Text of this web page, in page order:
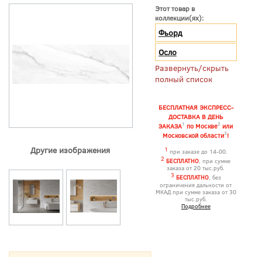
Другие изображения
Этот товар в
коллекции(ях):
Фьорд
Осло
Развернуть/скрыть
полный список
БЕСПЛАТНАЯ ЭКСПРЕСС-
ДОСТАВКА В ДЕНЬ
ЗАКАЗА1 по Москве2 или
Московской области3!
1 при заказе до 14-00.
2 БЕСПЛАТНО, при сумме
заказа от 20 тыс.руб.
3 БЕСПЛАТНО, без
ограничения дальности от
МКАД при сумме заказа от 30
тыс.руб.
Подробнее